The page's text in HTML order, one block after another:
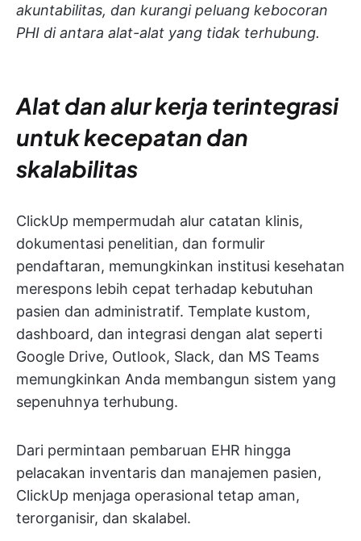
akuntabilitas, dan kurangi peluang kebocoran
PHI di antara alat-alat yang tidak terhubung.
Alat dan alur kerja terintegrasi
untuk kecepatan dan
skalabilitas
ClickUp mempermudah alur catatan klinis,
dokumentasi penelitian, dan formulir
pendaftaran, memungkinkan institusi kesehatan
merespons lebih cepat terhadap kebutuhan
pasien dan administratif. Template kustom,
dashboard, dan integrasi dengan alat seperti
Google Drive, Outlook, Slack, dan MS Teams
memungkinkan Anda membangun sistem yang
sepenuhnya terhubung.
Dari permintaan pembaruan EHR hingga
pelacakan inventaris dan manajemen pasien,
ClickUp menjaga operasional tetap aman,
terorganisir, dan skalabel.